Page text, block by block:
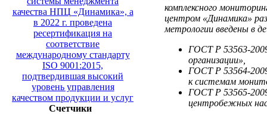
Счетчики
комплексного
центром «Динамика»
метрологии введены в
ГОСТ Р 53563-
организации»,
ГОСТ Р 53564-
к системам
ГОСТ Р 53565-
центробежных